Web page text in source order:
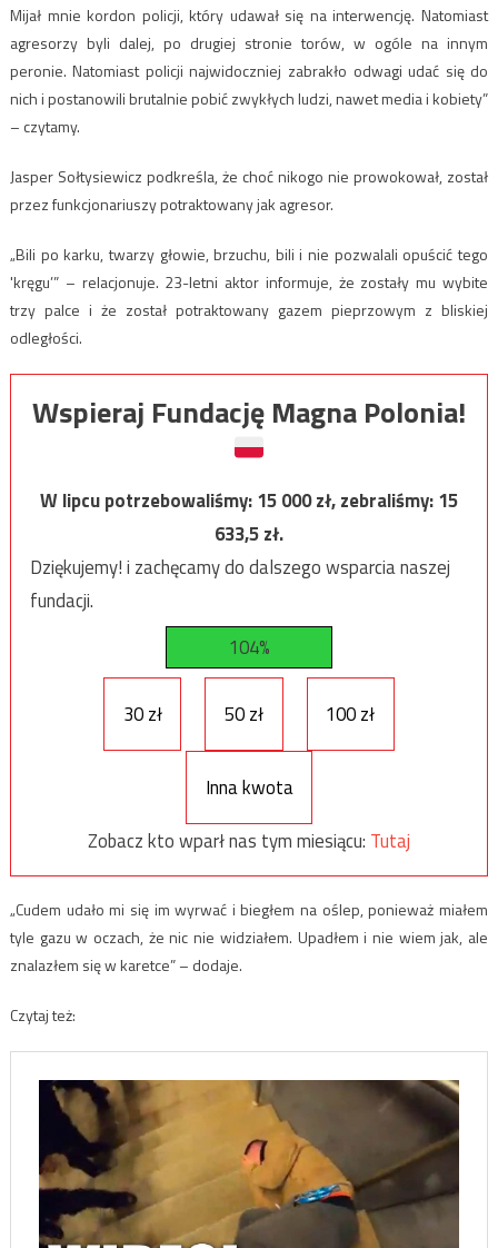
Mijał mnie kordon policji, który udawał się na interwencję. Natomiast
agresorzy byli dalej, po drugiej stronie torów, w ogóle na innym
peronie. Natomiast policji najwidoczniej zabrakło odwagi udać się do
nich i postanowili brutalnie pobić zwykłych ludzi, nawet media i kobiety”
– czytamy.
Jasper Sołtysiewicz podkreśla, że choć nikogo nie prowokował, został
przez funkcjonariuszy potraktowany jak agresor.
„Bili po karku, twarzy głowie, brzuchu, bili i nie pozwalali opuścić tego
'kręgu’” – relacjonuje. 23-letni aktor informuje, że zostały mu wybite
trzy palce i że został potraktowany gazem pieprzowym z bliskiej
odległości.
Wspieraj Fundację Magna Polonia!
W lipcu potrzebowaliśmy:15 000zł, zebraliśmy:15
633,5zł.
Dziękujemy! i zachęcamy do dalszego wsparcia naszej
fundacji.
104%
30 zł 50 zł 100 zł
Inna kwota
Zobacz kto wparł nas tym miesiącu: Tutaj
„Cudem udało mi się im wyrwać i biegłem na oślep, ponieważ miałem
tyle gazu w oczach, że nic nie widziałem. Upadłem i nie wiem jak, ale
znalazłem się w karetce” – dodaje.
Czytaj też: